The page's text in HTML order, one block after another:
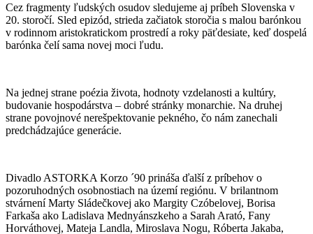
Cez fragmenty ľudských osudov sledujeme aj príbeh Slovenska v
20. storočí. Sled epizód, strieda začiatok storočia s malou barónkou
v rodinnom aristokratickom prostredí a roky päťdesiate, keď dospelá
barónka čelí sama novej moci ľudu.
Na jednej strane poézia života, hodnoty vzdelanosti a kultúry,
budovanie hospodárstva – dobré stránky monarchie. Na druhej
strane povojnové nerešpektovanie pekného, čo nám zanechali
predchádzajúce generácie.
Divadlo ASTORKA Korzo ´90 prináša ďalší z príbehov o
pozoruhodných osobnostiach na území regiónu. V brilantnom
stvárnení Marty Sládečkovej ako Margity Czóbelovej, Borisa
Farkaša ako Ladislava Mednyánszkeho a Sarah Arató, Fany
Horváthovej, Mateja Landla, Miroslava Nogu, Róberta Jakaba,